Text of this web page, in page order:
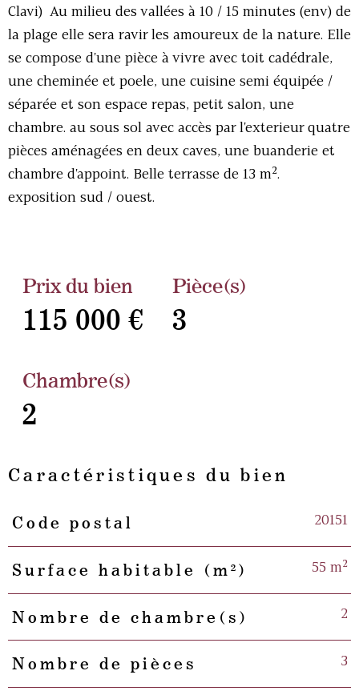
Clavi) Au milieu des vallées à 10 / 15 minutes (env) de
la plage elle sera ravir les amoureux de la nature. Elle
se compose d'une pièce à vivre avec toit cadédrale,
une cheminée et poele, une cuisine semi équipée /
séparée et son espace repas, petit salon, une
chambre. au sous sol avec accès par l'exterieur quatre
pièces aménagées en deux caves, une buanderie et
chambre d'appoint. Belle terrasse de 13 m².
exposition sud / ouest.
Prix du bien
115 000 €
Pièce(s)
3
Chambre(s)
2
Caractéristiques du bien
Caractéristiques Valeurs
Code postal 20151
Surface habitable (m²) 55 m²
Nombre de chambre(s) 2
Nombre de pièces 3